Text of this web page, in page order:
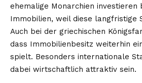
ehemalige Monarchien investieren
Immobilien, weil diese langfristige
Auch bei der griechischen
dass Immobilienbesitz weiterhin
spielt. Besonders internationale
dabei wirtschaftlich attraktiv sein.